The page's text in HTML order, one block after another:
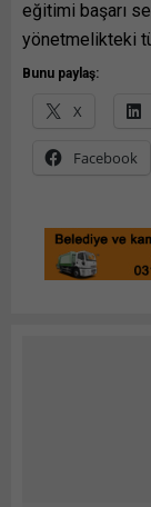
eğitimi başarı
yönetmelikteki
Bunu paylaş:
X
Facebook